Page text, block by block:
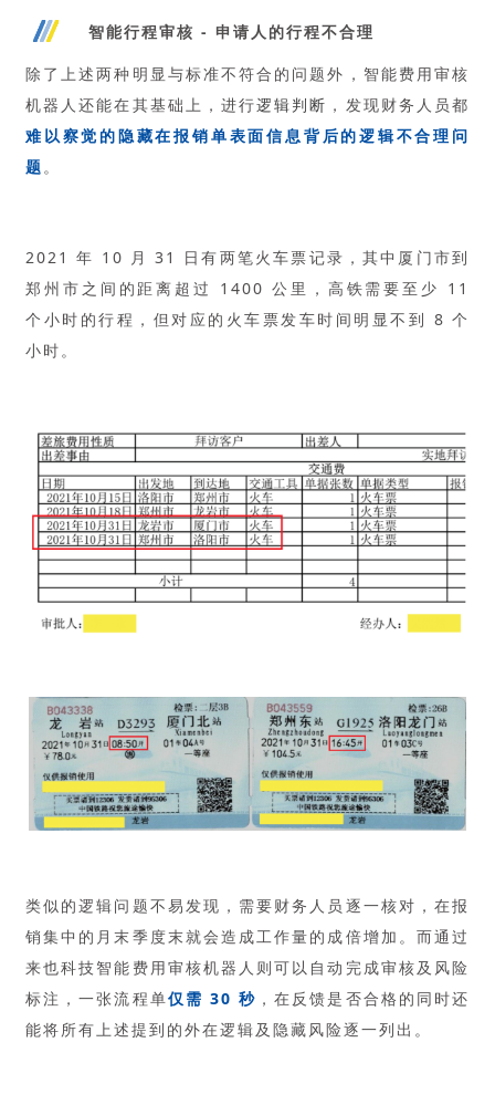
智能行程审核 - 申请人的行程不合理
除了上述两种明显与标准不符合的问题外，智能费用审核
机器人还能在其基础上，进行逻辑判断 ，发现财务人员都
难以察觉的隐藏在报销单表面信息背后的逻辑不合理问
题。
2021 年 10 月 31 日有两笔火车票记录，其中厦门市到
郑州市之间的距离超过 1400 公里，高铁需要至少 11
个小时的行程，但对应的火车票发车时间明显不到 8 个
小时。
类似的逻辑问题不易发现，需要财务人员逐一核对，在报
销集中的月末季度末就会造成工作量的成倍增加。而通过
来也科技智能费用审核机器人则可以自动完成审核及风险
标注，一张流程单仅需 30 秒 ，在反馈是否合格的同时还
能将所有上述提到的外在逻辑及隐藏风险逐一列出。